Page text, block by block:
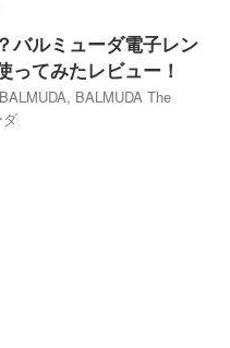
バルミューダ電子レン
ってみたレビュー！
BALMUDA, BALMUDA The